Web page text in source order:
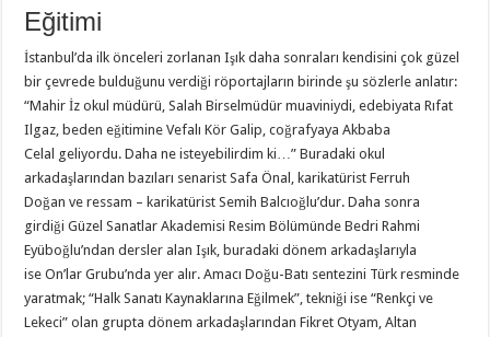
Eğitimi
İstanbul’da ilk önceleri zorlanan Işık daha sonraları kendisini çok güzel
bir çevrede bulduğunu verdiği röportajların birinde şu sözlerle anlatır:
“Mahir İz okul müdürü, Salah Birselmüdür muaviniydi, edebiyata Rıfat
Ilgaz, beden eğitimine Vefalı Kör Galip, coğrafyaya Akbaba
Celal geliyordu. Daha ne isteyebilirdim ki…” Buradaki okul
arkadaşlarından bazıları senarist Safa Önal, karikatürist Ferruh
Doğan ve ressam – karikatürist Semih Balcıoğlu’dur. Daha sonra
girdiği Güzel Sanatlar Akademisi Resim Bölümünde Bedri Rahmi
Eyüboğlu’ndan dersler alan Işık, buradaki dönem arkadaşlarıyla
ise On’lar Grubu’nda yer alır. Amacı Doğu-Batı sentezini Türk resminde
yaratmak; “Halk Sanatı Kaynaklarına Eğilmek”, tekniği ise “Renkçi ve
Lekeci” olan grupta dönem arkadaşlarından Fikret Otyam, Altan